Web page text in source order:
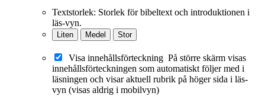
Textstorlek: Storlek för bibeltext och introduktionen i
läs-vyn.
Liten Medel Stor
Visa innehållsförteckning På större skärm visas
innehållsförteckningen som automatiskt följer med i
läsningen och visar aktuell rubrik på höger sida i läs-
vyn (visas aldrig i mobilvyn)